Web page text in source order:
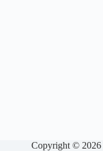
Copyright © 2026